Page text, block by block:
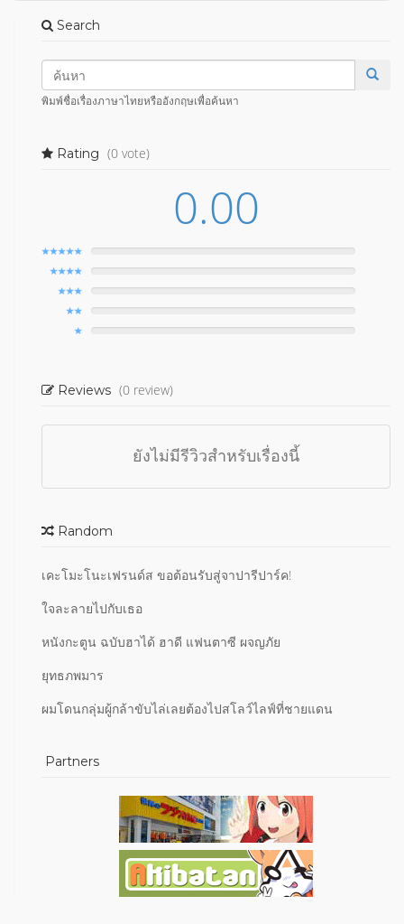
Search
พิมพ์ชื่อเรื่องภาษาไทยหรืออังกฤษเพื่อค้นหา
Rating (0 vote)
0.00
Reviews (0 review)
ยังไม่มีรีวิวสำหรับเรื่องนี้
Random
เคะโมะโนะเฟรนด์ส ขอต้อนรับสู่จาปารีปาร์ค!
ใจละลายไปกับเธอ
หนังกะตูน ฉบับฮาได้ ฮาดี แฟนตาซี ผจญภัย
ยุทธภพมาร
ผมโดนกลุ่มผู้กล้าขับไล่เลยต้องไปสโลว์ไลฟ์ที่ชายแดน
Partners